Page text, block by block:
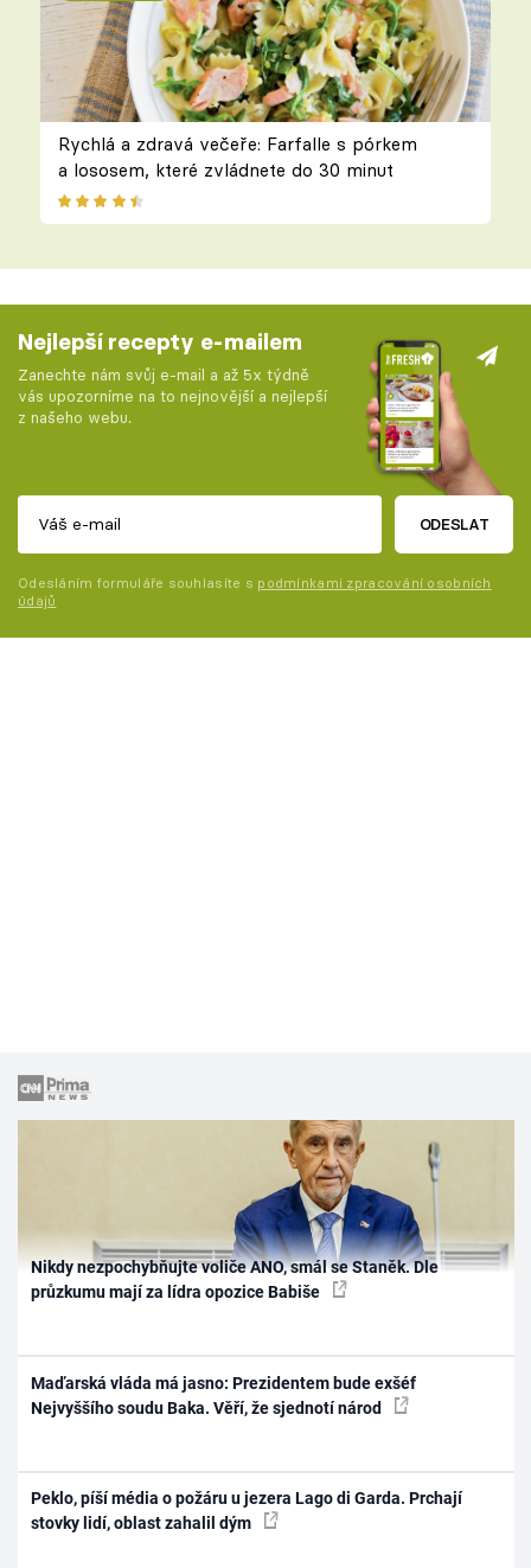
Rychlá a zdravá večeře: Farfalle s pórkem
a lososem, které zvládnete do 30 minut
Nejlepší recepty e-mailem
Zanechte nám svůj e-mail a až 5x týdně
vás upozorníme na to nejnovější a nejlepší
z našeho webu.
ODESLAT
Odesláním formuláře souhlasíte s podmínkami zpracování osobních
údajů
Nikdy nezpochybňujte voliče ANO, smál se Staněk. Dle
průzkumu mají za lídra opozice Babiše
Maďarská vláda má jasno: Prezidentem bude exšéf
Nejvyššího soudu Baka. Věří, že sjednotí národ
Peklo, píší média o požáru u jezera Lago di Garda. Prchají
stovky lidí, oblast zahalil dým